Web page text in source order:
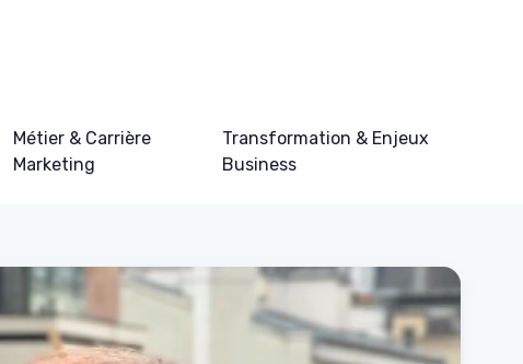
Métier & Carrière
Marketing
Transformation & Enjeux
Business